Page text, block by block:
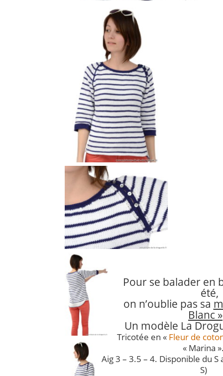
Pour se balader en
été,
on n’oublie pas sa
Blanc »
Un modèle La
Tricotée en « Fleur de
« Marina
Aig 3 – 3.5 – 4. Disponible du
S)